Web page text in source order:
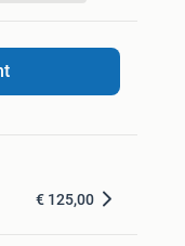
€ 125,00